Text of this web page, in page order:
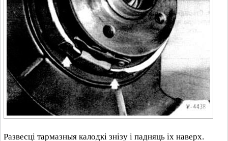
Развесці тармазныя калодкі знізу і падняць іх наверх.